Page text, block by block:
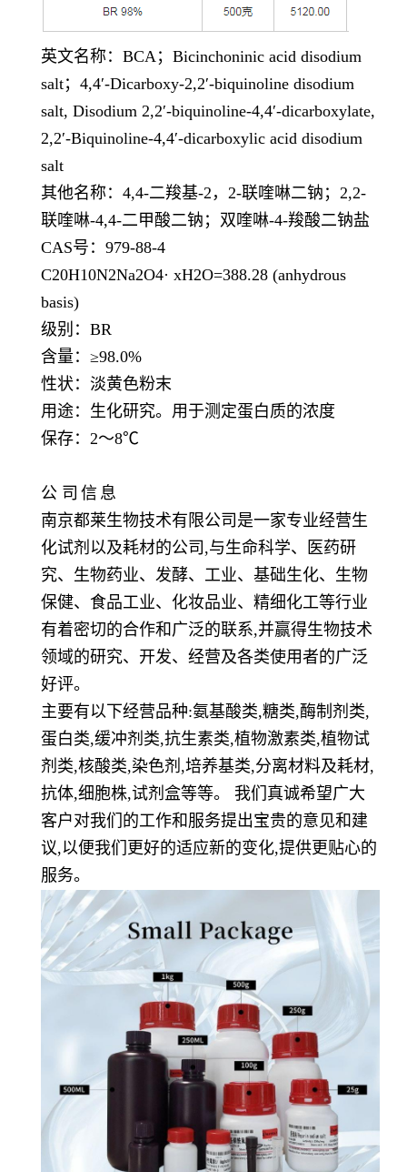
英文名称： BCA；Bicinchoninic acid disodium
salt；4,4′-Dicarboxy-2,2′-biquinoline disodium
salt, Disodium 2,2′-biquinoline-4,4′-dicarboxylate,
2,2′-Biquinoline-4,4′-dicarboxylic acid disodium
salt
其他名称： 4,4-二羧基-2，2-联喹啉二钠；2,2-
联喹啉-4,4-二甲酸二钠；双喹啉-4-羧酸二钠盐
CAS号：979-88-4
C20H10N2Na2O4· xH2O=388.28 (anhydrous
basis)
级别： BR
含量： ≥98.0%
性状：淡黄色粉末
用途：生化研究。用于测定蛋白质的浓度
保存： 2～8℃
公 司 信 息
南京都莱生物技术有限公司是一家专业经营生
化试剂以及耗材的公司,与生命科学、医药研
究、生物药业、发酵、工业、基础生化、生物
保健、食品工业、化妆品业、精细化工等行业
有着密切的合作和广泛的联系,并赢得生物技术
领域的研究、开发、经营及各类使用者的广泛
好评。
主要有以下经营品种:氨基酸类,糖类,酶制剂类,
蛋白类,缓冲剂类,抗生素类,植物激素类,植物试
剂类,核酸类,染色剂,培养基类,分离材料及耗材,
抗体,细胞株,试剂盒等等。 我们真诚希望广大
客户对我们的工作和服务提出宝贵的意见和建
议,以便我们更好的适应新的变化,提供更贴心的
服务。